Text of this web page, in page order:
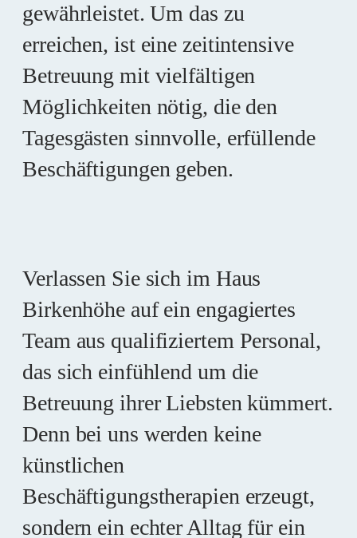
gewährleistet. Um das zu
erreichen, ist eine zeitintensive
Betreuung mit vielfältigen
Möglichkeiten nötig, die den
Tagesgästen sinnvolle, erfüllende
Beschäftigungen geben.
Verlassen Sie sich im Haus
Birkenhöhe auf ein engagiertes
Team aus qualifiziertem Personal,
das sich einfühlend um die
Betreuung ihrer Liebsten kümmert.
Denn bei uns werden keine
künstlichen
Beschäftigungstherapien erzeugt,
sondern ein echter Alltag für ein